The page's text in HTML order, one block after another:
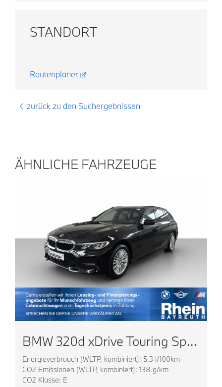
STANDORT
Routenplaner
zurück zu den Suchergebnissen
ÄHNLICHE FAHRZEUGE
BMW 320d xDrive Touring Sport Line TOP AUSSTATTUNG
Energieverbrauch (WLTP, kombiniert): 5,3 l/100km
CO2 Emissionen (WLTP, kombiniert): 138 g/km
CO2 Klasse: E